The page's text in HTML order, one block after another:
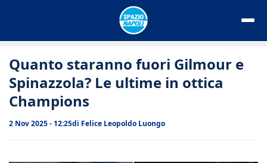
Quanto staranno fuori Gilmour e
Spinazzola? Le ultime in ottica
Champions
2 Nov 2025 - 12:25di Felice Leopoldo Luongo